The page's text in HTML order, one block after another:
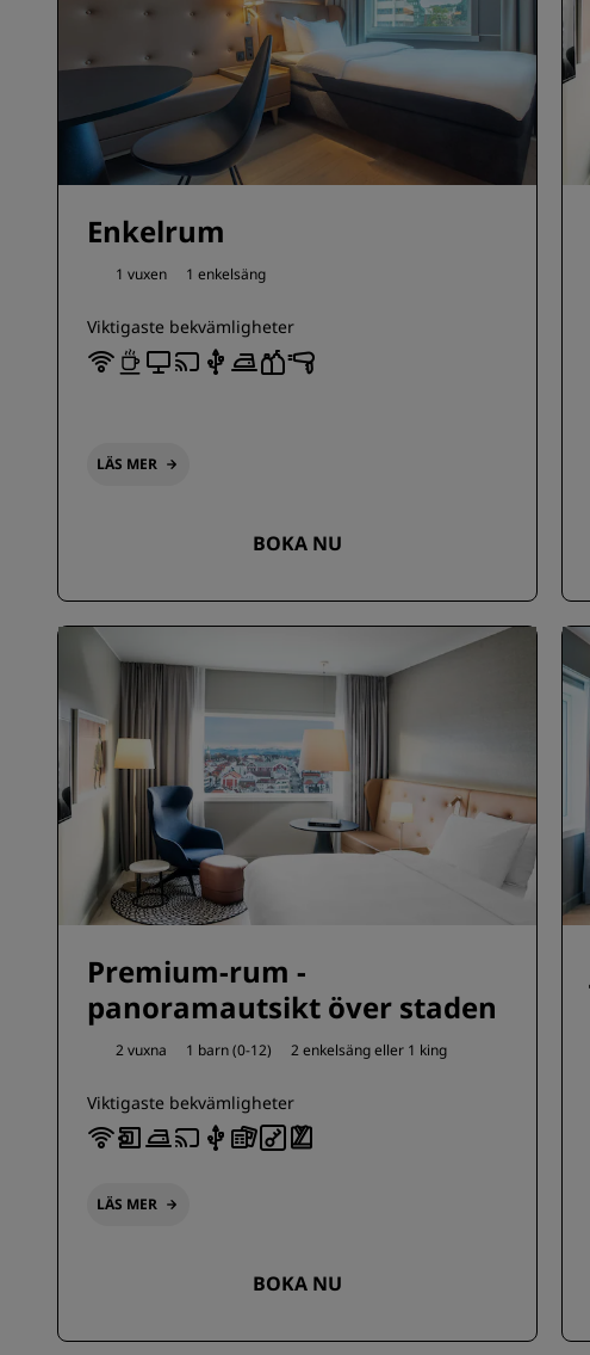
Enkelrum
1 vuxen 1 enkelsäng
Viktigaste bekvämligheter
LÄS MER
BOKA NU
Premium-rum -
panoramautsikt över staden
2 vuxna 1 barn (0-12) 2 enkelsäng eller 1 king
Viktigaste bekvämligheter
LÄS MER
BOKA NU